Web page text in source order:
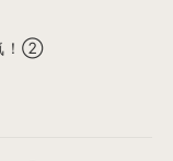
！②